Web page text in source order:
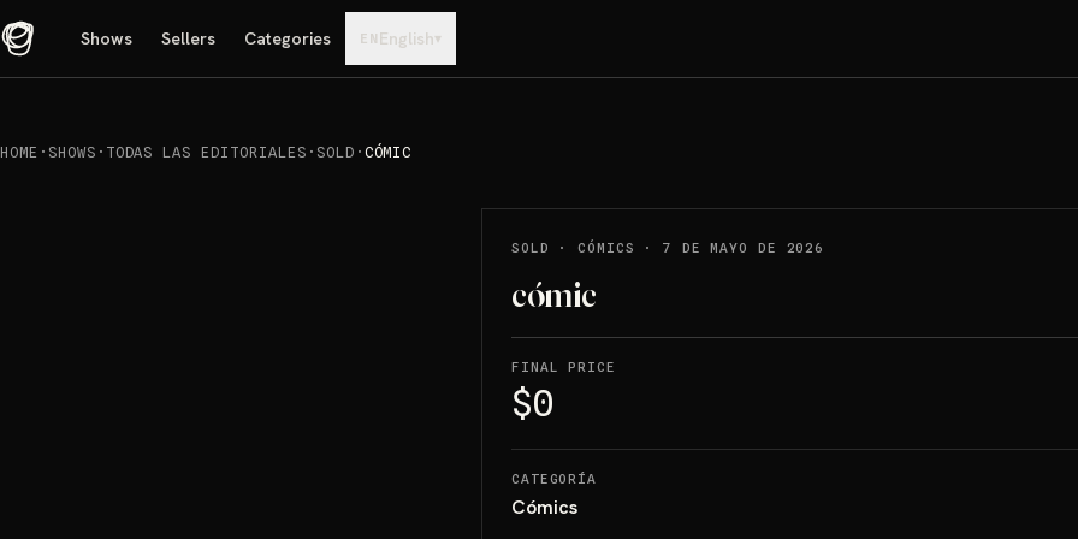
Shows Sellers Categories EN English▾
HOME · SHOWS · TODAS LAS EDITORIALES · SOLD · CÓMIC
SOLD ·CÓMICS ·7 DE MAYO DE 2026
cómic
FINAL PRICE
$0
CATEGORÍA
Cómics